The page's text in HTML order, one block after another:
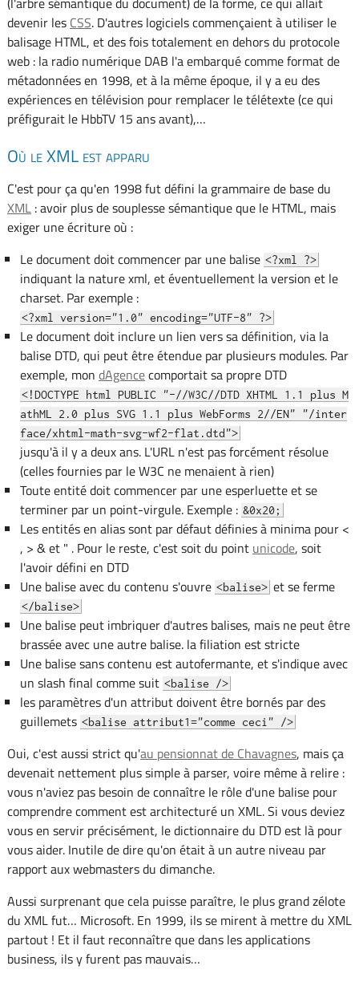
devenir les CSS. D'autres logiciels commençaient à utiliser le
balisage HTML, et des fois totalement en dehors du protocole
web : la radio numérique DAB l'a embarqué comme format de
métadonnées en 1998, et à la même époque, il y a eu des
expériences en télévision pour remplacer le télétexte (ce qui
préfigurait le HbbTV 15 ans avant),…
Où le XML est apparu
C'est pour ça qu'en 1998 fut défini la grammaire de base du
XML: avoir plus de souplesse sémantique que le HTML, mais
exiger une écriture où :
Le document doit commencer par une balise <?xml ?>
indiquant la nature xml, et éventuellement la version et le
charset. Par exemple :
<?xml version="1.0" encoding="UTF-8" ?>
Le document doit inclure un lien vers sa définition, via la
balise DTD, qui peut être étendue par plusieurs modules. Par
exemple, mon dAgencecomportait sa propre DTD
<!DOCTYPE html PUBLIC "-//W3C//DTD XHTML 1.1 plus M
athML 2.0 plus SVG 1.1 plus WebForms 2//EN" "/inter
face/xhtml-math-svg-wf2-flat.dtd">
jusqu'à il y a deux ans. L'URL n'est pas forcément résolue
(celles fournies par le W3C ne menaient à rien)
Toute entité doit commencer par une esperluette et se
terminer par un point-virgule. Exemple : &0x20;
Les entités en alias sont par défaut définies à minima pour <
, > & et " . Pour le reste, c'est soit du point unicode, soit
l'avoir défini en DTD
Une balise avec du contenu s'ouvre <balise>et se ferme
</balise>
Une balise peut imbriquer d'autres balises, mais ne peut être
brassée avec une autre balise. la filiation est stricte
Une balise sans contenu est autofermante, et s'indique avec
un slash final comme suit <balise />
les paramètres d'un attribut doivent être bornés par des
guillemets <balise attribut1="comme ceci" />
Oui, c'est aussi strict qu'au pensionnat de Chavagnes, mais ça
devenait nettement plus simple à parser, voire même à relire :
vous n'aviez pas besoin de connaître le rôle d'une balise pour
comprendre comment est architecturé un XML. Si vous deviez
vous en servir précisément, le dictionnaire du DTD est là pour
vous aider. Inutile de dire qu'on était à un autre niveau par
rapport aux webmasters du dimanche.
Aussi surprenant que cela puisse paraître, le plus grand zélote
du XML fut… Microsoft. En 1999, ils se mirent à mettre du XML
partout ! Et il faut reconnaître que dans les applications
business, ils y furent pas mauvais…